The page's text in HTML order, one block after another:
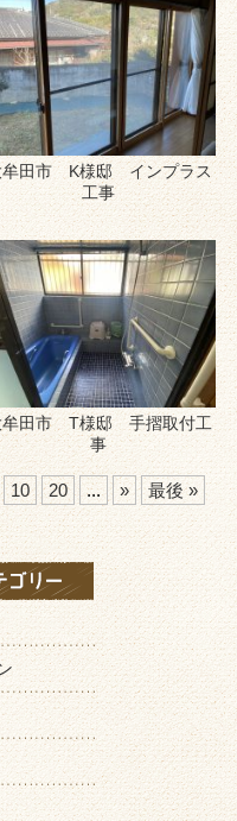
牟田市 K様邸 インプラス
工事
牟田市 T様邸 手摺取付工
事
10 20 ... » 最後 »